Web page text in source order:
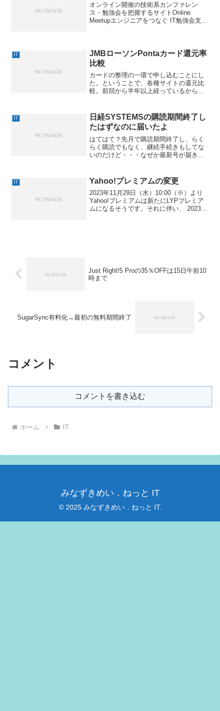
オンライン開催の技術系カンファレン
ス・勉強会を把握するサイトOnline
Meetupエンジニアをつなぐ IT勉強会支援
IT
JMBローソンPontaカード還元率
比較
カードの整理の一環で申し込むことにし
た。ということで、各種サイトの還元比
較。前回から半年以上経っているから結
ト7200円ポイントインカム(ゴール
ド)72000ポ...
IT
日経SYSTEMSの購読期間終了し
たはずなのに届いたよ
はてはて？先月で購読期間終了し、らく
らく購読でもなく、継続手続きもしてな
いのだけど・・・なぜか最新号が届きま
する雑誌なのに、宣材扱いですか。そり
ゃ、今まで購...
IT Yahoo!プレミアムの変更
2023年11月29日（水）10:00（※）より
Yahoo!プレミアムは新たにLYPプレミア
ムになるそうです。それに伴い、 2023年
Just Right!5 Proの35％OFFは15日午前10
時まで
SugarSync有料化→最初の無料期間終了
コメント
コメントを書き込む
ホーム IT
みなずきめい．ねっと IT
© 2025 みなずきめい．ねっと IT.